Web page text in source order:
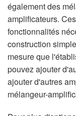
également des
amplificateurs.
fonctionnalités
construction
mesure que
pouvez ajouter
ajouter d'autres
mélangeur-